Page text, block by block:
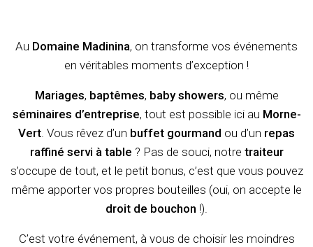
Au Domaine Madinina, on transforme vos événements
en véritables moments d’exception !
Mariages, baptêmes, baby showers, ou même
séminaires d’entreprise, tout est possible ici au Morne-
Vert. Vous rêvez d’un buffet gourmand ou d’un repas
raffiné servi à table ? Pas de souci, notre traiteur
s’occupe de tout, et le petit bonus, c’est que vous pouvez
même apporter vos propres bouteilles (oui, on accepte le
droit de bouchon !).
C’est votre événement, à vous de choisir les moindres